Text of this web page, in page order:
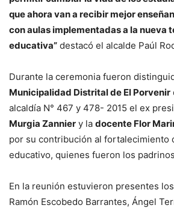
que ahora van a recibir mejor
con aulas implementadas a la nueva
educativa” destacó el alcalde Paúl
Durante la ceremonia fueron
Municipalidad Distrital de El Porvenir
alcaldía N° 467 y 478- 2015 el ex
Murgia Zannier y la docente Flor
por su contribución al fortalecimiento
educativo, quienes fueron los
En la reunión estuvieron presentes
Ramón Escobedo Barrantes, Ángel